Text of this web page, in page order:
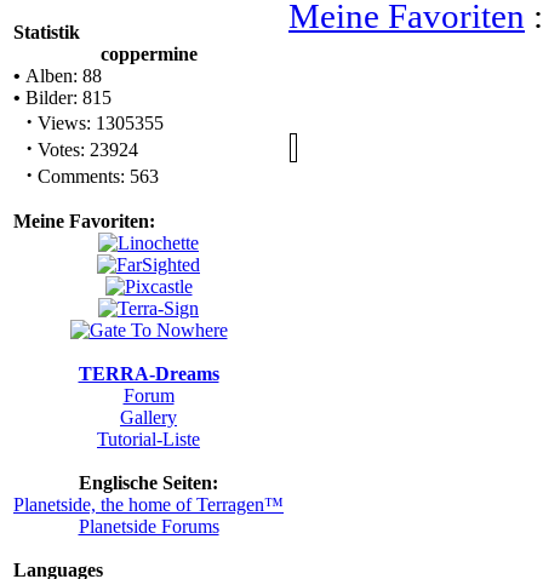
coppermine
• Alben: 88
Bilder: 815
· Views: 1305355
· Votes: 23924
Meine Favoriten:
TERRA-Dreams
Forum
Gallery
Englische Seiten:
Planetside, the home of
Planetside Forums
Meine Favoriten: